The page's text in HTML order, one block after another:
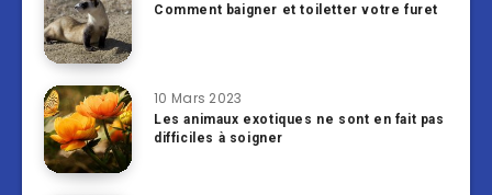
Comment baigner et toiletter votre furet
10 Mars 2023
Les animaux exotiques ne sont en fait pas
difficiles à soigner